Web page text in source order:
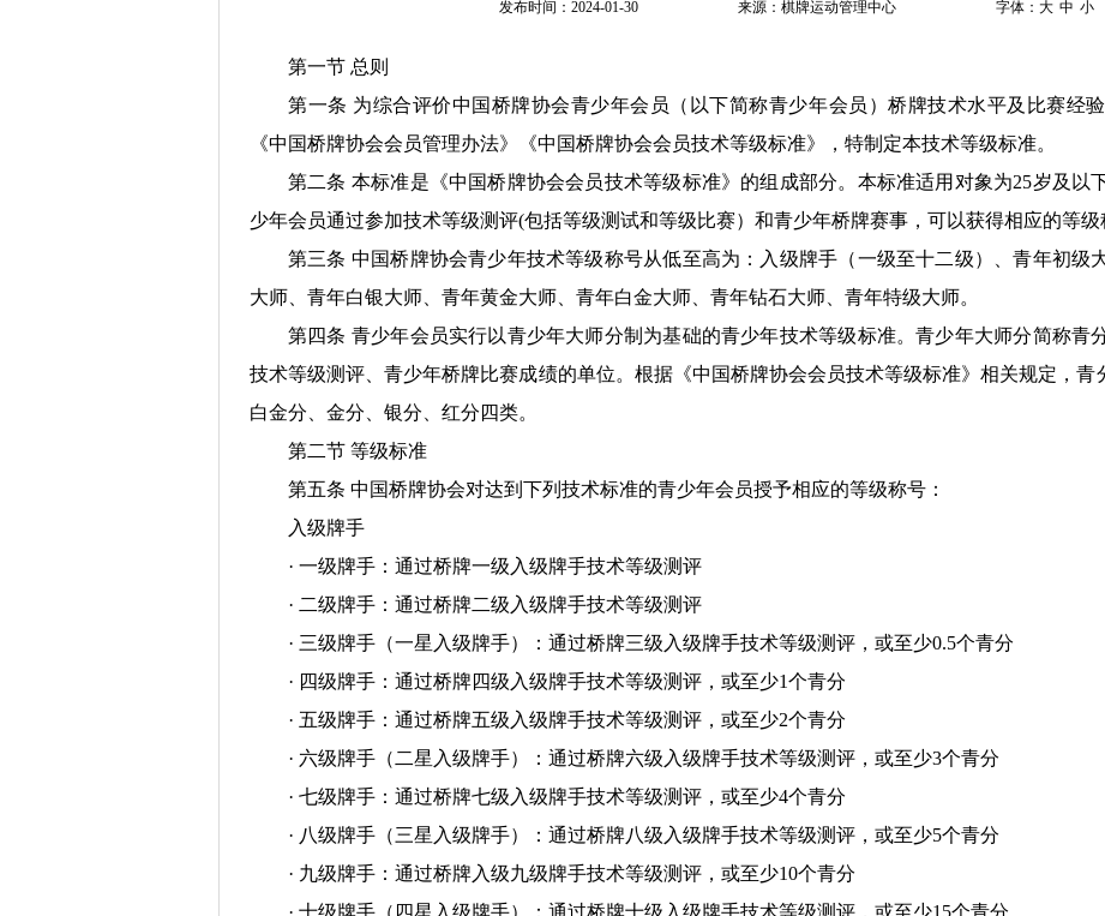
发布时间： 2024-01-30 来源：棋牌运动管理中心 字体： 大 中 小
第一节 总则
第一条 为综合评价中国桥牌协会青少年会员（以下简称青少年会员）桥牌技术水平及比赛经
《中国桥牌协会会员管理办法》《中国桥牌协会会员技术等级标准》，特制定本技术等级标准。
第二条 本标准是《中国桥牌协会会员技术等级标准》的组成部分。本标准适用对象为25岁及以
少年会员通过参加技术等级测评(包括等级测试和等级比赛）和青少年桥牌赛事，可以获得相应的等级
第三条 中国桥牌协会青少年技术等级称号从低至高为：入级牌手（一级至十二级）、青年初级
大师、青年白银大师、青年黄金大师、青年白金大师、青年钻石大师、青年特级大师。
第四条 青少年会员实行以青少年大师分制为基础的青少年技术等级标准。青少年大师分简称青
技术等级测评、青少年桥牌比赛成绩的单位。根据《中国桥牌协会会员技术等级标准》相关规定，青
白金分、金分、银分、红分四类。
第二节 等级标准
第五条 中国桥牌协会对达到下列技术标准的青少年会员授予相应的等级称号：
入级牌手
· 一级牌手：通过桥牌一级入级牌手技术等级测评
· 二级牌手：通过桥牌二级入级牌手技术等级测评
· 三级牌手（一星入级牌手）：通过桥牌三级入级牌手技术等级测评，或至少0.5个青分
· 四级牌手：通过桥牌四级入级牌手技术等级测评，或至少1个青分
· 五级牌手：通过桥牌五级入级牌手技术等级测评，或至少2个青分
· 六级牌手（二星入级牌手）：通过桥牌六级入级牌手技术等级测评，或至少3个青分
· 七级牌手：通过桥牌七级入级牌手技术等级测评，或至少4个青分
· 八级牌手（三星入级牌手）：通过桥牌八级入级牌手技术等级测评，或至少5个青分
· 九级牌手：通过桥牌入级九级牌手技术等级测评，或至少10个青分
· 十级牌手（四星入级牌手）：通过桥牌十级入级牌手技术等级测评，或至少15个青分